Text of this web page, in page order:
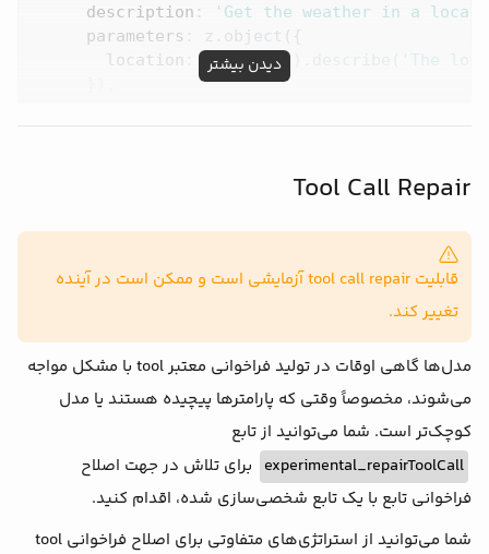
description :
'Get the weather in a
parameters : z.object({
location : z.string().describe(
'The
return {
+ Math .floor(Math
      },
  },
const response = result.toDataStreamResponse({
getErrorMessage: error => {
'The model tried to call an
    }
else if
return
'The model called a tool with
return 'An error occurred during tool
دیدن بیشتر
Tool Call Repair
قابلیت tool call repair آزمایشی است و ممکن است در آینده
تغییر کند.
مدل‌ها گاهی اوقات در تولید فراخوانی معتبر tool با مشکل مواجه
می‌شوند، مخصوصاً وقتی که پارامترها پیچیده هستند یا مدل
کوچک‌تر است. شما می‌توانید از تابع
experimental_repairToolCall برای تلاش در جهت اصلاح
فراخوانی تابع با یک تابع شخصی‌سازی شده، اقدام کنید.
شما می‌توانید از استراتژی‌های متفاوتی برای اصلاح فراخوانی tool